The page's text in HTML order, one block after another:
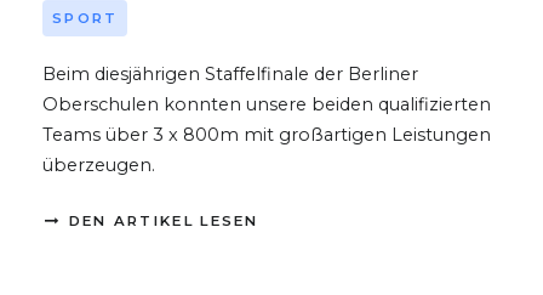
SPORT
Beim diesjährigen Staffelfinale der Berliner
Oberschulen konnten unsere beiden qualifizierten
Teams über 3 x 800m mit großartigen Leistungen
überzeugen.
DEN ARTIKEL LESEN